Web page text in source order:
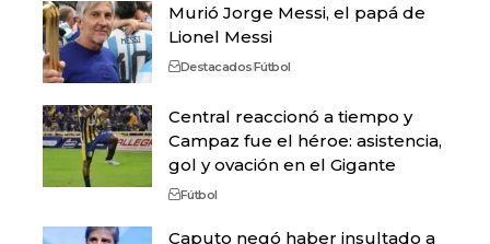
Murió Jorge Messi, el papá de
Lionel Messi
DestacadosFútbol
Central reaccionó a tiempo y
Campaz fue el héroe: asistencia,
gol y ovación en el Gigante
Fútbol
Caputo negó haber insultado a